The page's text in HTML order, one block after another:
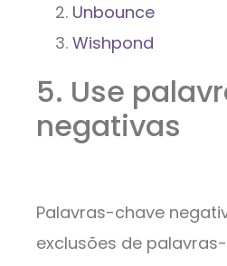
Unbounce
Wishpond
5. Use
negativas
Palavras-chave
exclusões de